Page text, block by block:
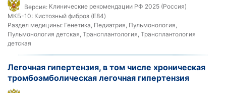
Версия: Клинические рекомендации РФ 2025 (Россия)
МКБ-10: Кистозный фиброз (E84)
Раздел медицины: Генетика, Педиатрия, Пульмонология,
Пульмонология детская, Трансплантология, Трансплантология
детская
Легочная гипертензия, в том числе хроническая
тромбоэмболическая легочная гипертензия